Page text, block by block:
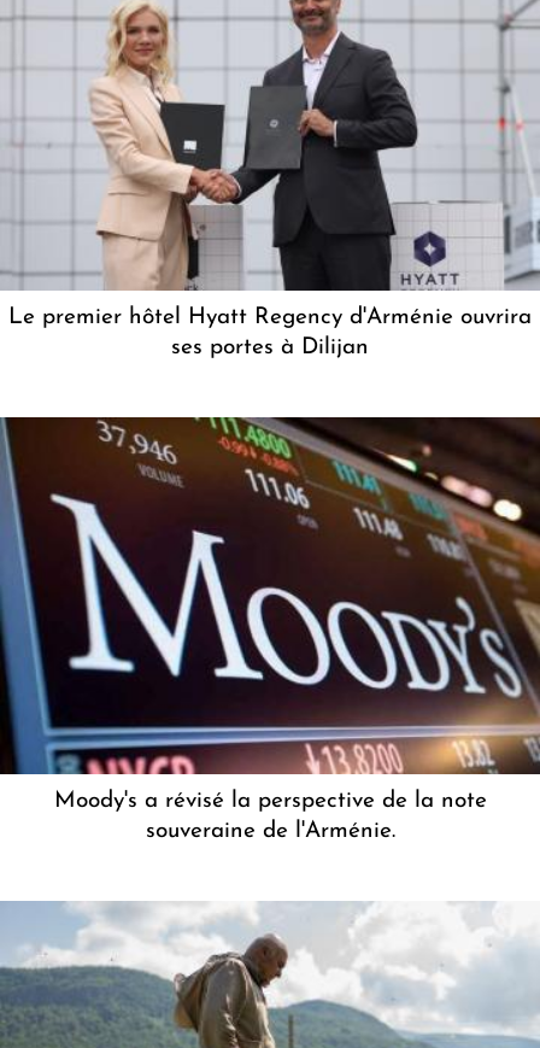
Le premier hôtel Hyatt Regency d'Arménie ouvrira
ses portes à Dilijan
Moody's a révisé la perspective de la note
souveraine de l'Arménie.